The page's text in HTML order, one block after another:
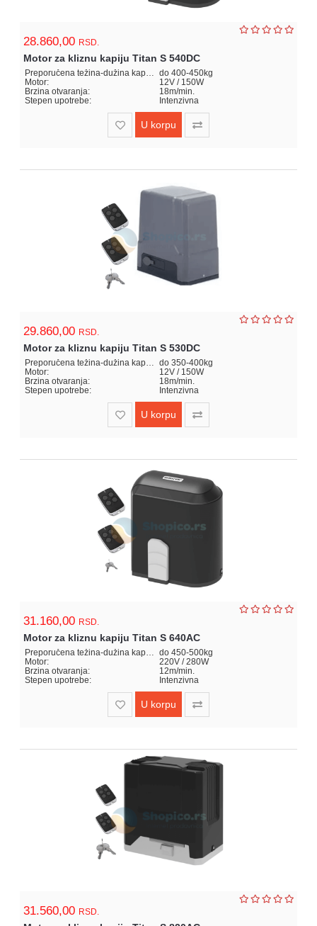
28.860,00 RSD.
Motor za kliznu kapiju Titan S 540DC
Preporučena težina-dužina kapije: do 400-450kg
Motor:
12V / 150W
Brzina otvaranja:
18m/min.
Stepen upotrebe:
Intenzivna
U korpu
29.860,00 RSD.
Motor za kliznu kapiju Titan S 530DC
Preporučena težina-dužina kapije: do 350-400kg
Motor:
12V / 150W
Brzina otvaranja:
18m/min.
Stepen upotrebe:
Intenzivna
U korpu
31.160,00 RSD.
Motor za kliznu kapiju Titan S 640AC
Preporučena težina-dužina kapije: do 450-500kg
Motor:
220V / 280W
Brzina otvaranja:
12m/min.
Stepen upotrebe:
Intenzivna
U korpu
31.560,00 RSD.